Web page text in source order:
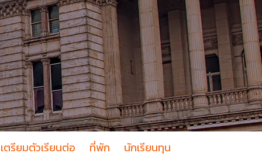
เตรียมตัวเรียนต่อ ที่พัก
นักเรียนทุน